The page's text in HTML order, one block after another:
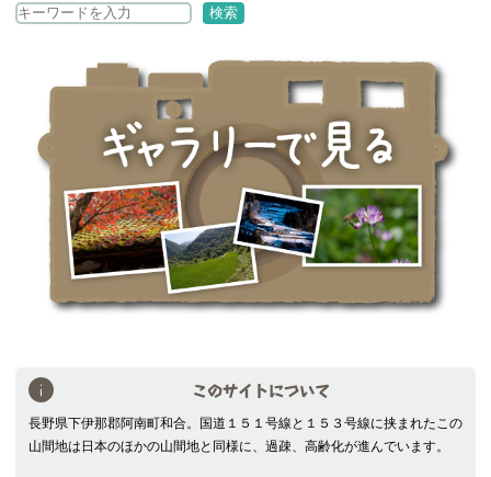
検
検索
このサイトについて
長野県下伊那郡阿南町和合。国道１５１号線と１５３号線に挟まれたこの
山間地は日本のほかの山間地と同様に、過疎、高齢化が進んでいます。